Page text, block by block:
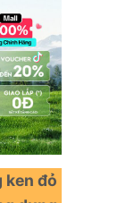
ken đỏ